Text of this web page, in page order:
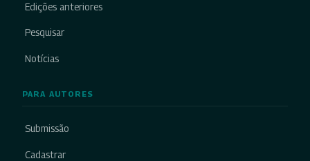
Edições anteriores
Pesquisar
Notícias
PARA AUTORES
Submissão
Cadastrar